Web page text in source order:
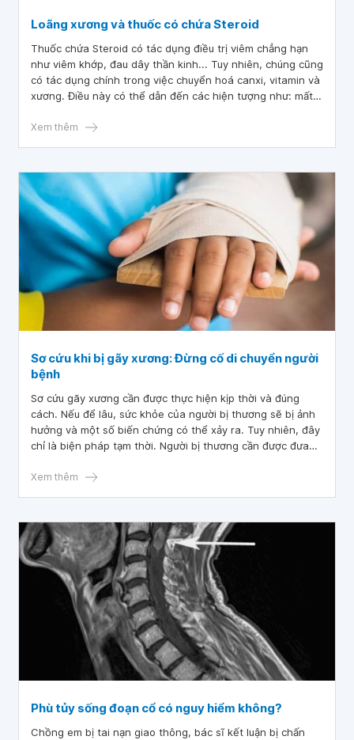
Loãng xương và thuốc có chứa Steroid
Thuốc chứa Steroid có tác dụng điều trị viêm chẳng hạn
như viêm khớp, đau dây thần kinh... Tuy nhiên, chúng cũng
có tác dụng chính trong việc chuyển hoá canxi, vitamin và
xương. Điều này có thể dẫn đến các hiện tượng như: mất
có chứa steroid cần được tư vấn và kê đơn bởi các bác sĩ
Xem thêm
Sơ cứu khi bị gãy xương: Đừng cố di chuyển người
bệnh
Sơ cứu gãy xương cần được thực hiện kịp thời và đúng
cách. Nếu để lâu, sức khỏe của người bị thương sẽ bị ảnh
hưởng và một số biến chứng có thể xảy ra. Tuy nhiên, đây
chỉ là biện pháp tạm thời. Người bị thương cần được đưa
tìm hiểu thông tin chi tiết trong bài viết này nhé.
Xem thêm
Phù tủy sống đoạn cổ có nguy hiểm không?
Chồng em bị tai nạn giao thông, bác sĩ kết luận bị chấn